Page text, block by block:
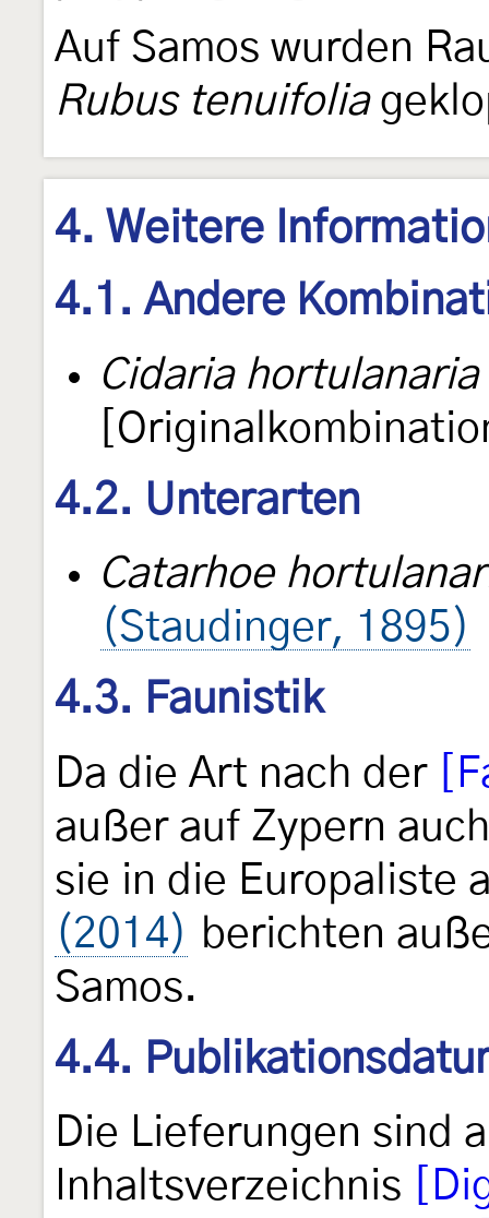
Auf Samos wurden
Rubus tenuifolia
4. Weitere
4.1. Andere
Cidaria hortulanaria
4.2. Unterarten
Catarhoe
(Staudinger, 1895)
4.3. Faunistik
Da die Art nach der
außer auf Zypern
sie in die Europaliste
(2014) berichten
Samos.
4.4.
Die Lieferungen sind
Inhaltsverzeichnis